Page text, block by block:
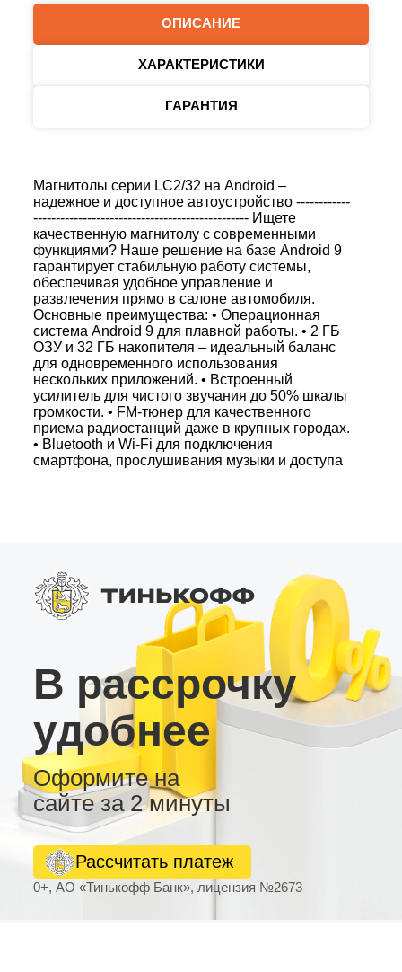
ОПИСАНИЕ
ХАРАКТЕРИСТИКИ
ГАРАНТИЯ
Магнитолы серии LC2/32 на Android –
надежное и доступное автоустройство ------------
------------------------------------------------ Ищете
качественную магнитолу с современными
функциями? Наше решение на базе Android 9
гарантирует стабильную работу системы,
обеспечивая удобное управление и
развлечения прямо в салоне автомобиля.
Основные преимущества: • Операционная
система Android 9 для плавной работы. • 2 ГБ
ОЗУ и 32 ГБ накопителя – идеальный баланс
для одновременного использования
нескольких приложений. • Встроенный
усилитель для чистого звучания до 50% шкалы
громкости. • FM-тюнер для качественного
приема радиостанций даже в крупных городах.
• Bluetooth и Wi-Fi для подключения
смартфона, прослушивания музыки и доступа
рабочего стола для индивидуальной настройки
интерфейса. Выбирайте магнитолу LC2/32 для
оптимального соотношения цены и качества –
идеальное решение для современных
автомобилистов!
В рассрочку
удобнее
Оформите на
сайте за 2 минуты
0+, АО «Тинькофф Банк», лицензия №2673
Рассчитать платеж